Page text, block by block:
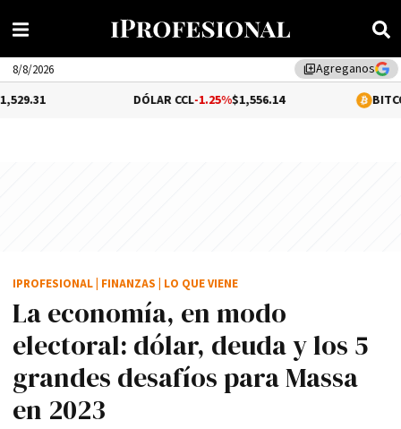
library_addAgreganos
8/8/2026
-1.25%$1,556.14 -0.07%
La economía, en modo
electoral: dólar, deuda y los 5
grandes desafíos para Massa
en 2023
IPROFESIONAL FINANZAS LO QUE VIENE